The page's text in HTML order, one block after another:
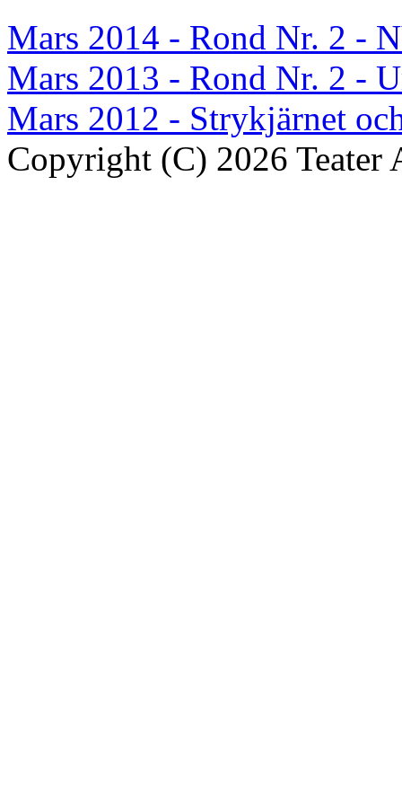
Mars 2014 - Rond Nr. 2 -
Mars 2013 - Rond Nr. 2 -
Mars 2012 - Strykjärnet
Copyright (C) 2026 Teater